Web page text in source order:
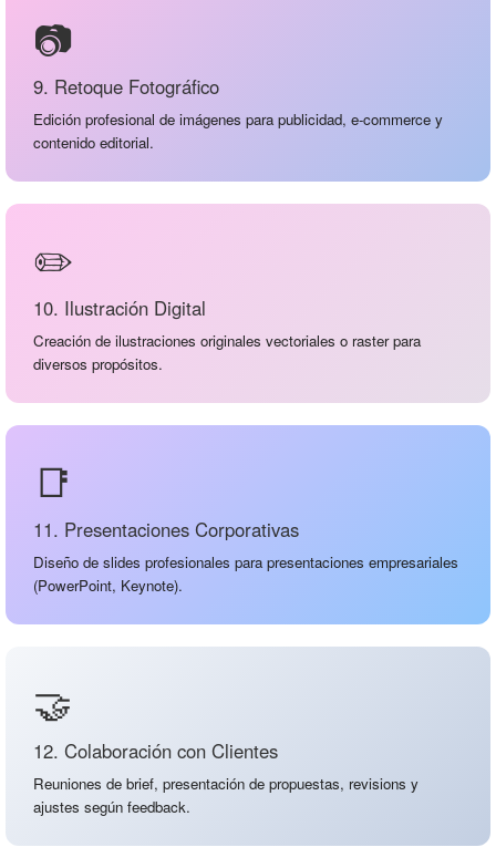
📷
9. Retoque Fotográfico
Edición profesional de imágenes para publicidad, e-commerce y
contenido editorial.
✏️
10. Ilustración Digital
Creación de ilustraciones originales vectoriales o raster para
diversos propósitos.
📑
11. Presentaciones Corporativas
Diseño de slides profesionales para presentaciones empresariales
(PowerPoint, Keynote).
🤝
12. Colaboración con Clientes
Reuniones de brief, presentación de propuestas, revisions y
ajustes según feedback.